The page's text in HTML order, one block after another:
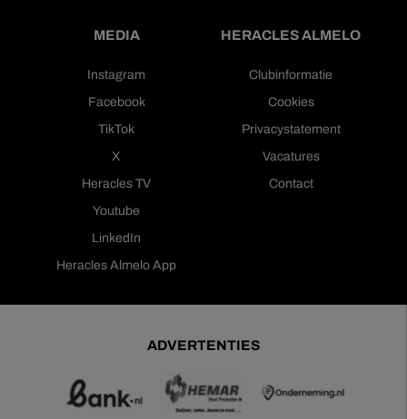
MEDIA
Instagram
Facebook
TikTok
X
Heracles TV
Youtube
LinkedIn
Heracles Almelo App
HERACLES ALMELO
Clubinformatie
Cookies
Privacystatement
Vacatures
Contact
ADVERTENTIES